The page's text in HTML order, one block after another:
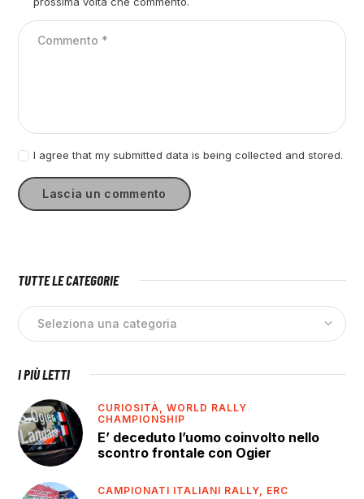
I agree that my submitted data is being collected and stored.
TUTTE LE CATEGORIE
I PIÙ LETTI
CURIOSITÀ,WORLD RALLY
CHAMPIONSHIP
E’ deceduto l’uomo coinvolto nello
scontro frontale con Ogier
CAMPIONATI ITALIANI RALLY, ERC